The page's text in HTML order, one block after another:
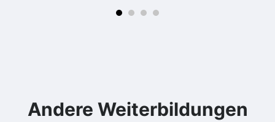
Andere Weiterbildungen